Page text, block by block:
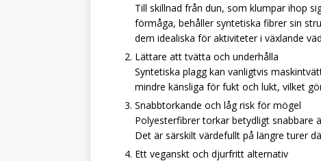
Till skillnad från dun, som klumpar ihop
förmåga, behåller syntetiska fibrer sin
dem idealiska för aktiviteter i växlande
Lättare att tvätta och underhålla
Syntetiska plagg kan vanligtvis
mindre känsliga för fukt och lukt, vilket
Snabbtorkande och låg risk för mögel
Polyesterfibrer torkar betydligt snabbare
Det är särskilt värdefullt på längre turer
Ett veganskt och djurfritt alternativ